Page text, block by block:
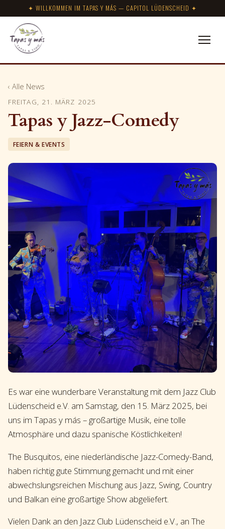
✦ WILLKOMMEN IM TAPAS Y MÁS — CAPITOL LÜDENSCHEID ✦
‹ Alle News
FREITAG, 21. MÄRZ 2025
Tapas y Jazz-Comedy
FEIERN & EVENTS
Es war eine wunderbare Veranstaltung mit dem Jazz Club
Lüdenscheid e.V. am Samstag, den 15. März 2025, bei
uns im Tapas y más – großartige Musik, eine tolle
Atmosphäre und dazu spanische Köstlichkeiten!
The Busquitos, eine niederländische Jazz-Comedy-Band,
haben richtig gute Stimmung gemacht und mit einer
abwechslungsreichen Mischung aus Jazz, Swing, Country
und Balkan eine großartige Show abgeliefert.
Vielen Dank an den Jazz Club Lüdenscheid e.V., an The